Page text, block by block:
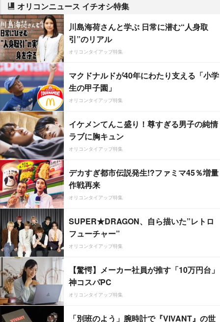
オリコンニュース イチオシ特集
川島海荷さんと学ぶ 日常に潜む“人身取
引”のリアル
オリコンタイアップ特集
マクドナルドが40年にわたり支える「小学
生の甲子園」
オリコンタイアップ特集
イケメンてんこ盛り！尊すぎる男子の純情
ラブに胸キュン
オリコンタイアップ特集
デカすぎ都市伝説発生!?ファミマ45％増量
作戦再来
オリコンタイアップ特集
SUPER★DRAGON、自ら描いた”レトロ
フューチャー”
オリコンタイアップ特集
【驚愕】メーカー社員が推す「10万円台」
神コスパPC
オリコンタイアップ特集
「別班のよう」腕時計で『VIVANT』の世